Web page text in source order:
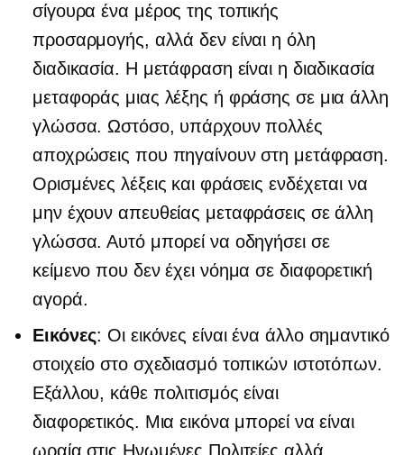
σίγουρα ένα μέρος της τοπικής
προσαρμογής, αλλά δεν είναι η όλη
διαδικασία. Η μετάφραση είναι η διαδικασία
μεταφοράς μιας λέξης ή φράσης σε μια άλλη
γλώσσα. Ωστόσο, υπάρχουν πολλές
αποχρώσεις που πηγαίνουν στη μετάφραση.
Ορισμένες λέξεις και φράσεις ενδέχεται να
μην έχουν απευθείας μεταφράσεις σε άλλη
γλώσσα. Αυτό μπορεί να οδηγήσει σε
κείμενο που δεν έχει νόημα σε διαφορετική
αγορά.
Εικόνες: Οι εικόνες είναι ένα άλλο σημαντικό
στοιχείο στο σχεδιασμό τοπικών ιστοτόπων.
Εξάλλου, κάθε πολιτισμός είναι
διαφορετικός. Μια εικόνα μπορεί να είναι
ωραία στις Ηνωμένες Πολιτείες αλλά